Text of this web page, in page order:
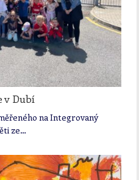
v Dubí
na Integrovaný
ze…